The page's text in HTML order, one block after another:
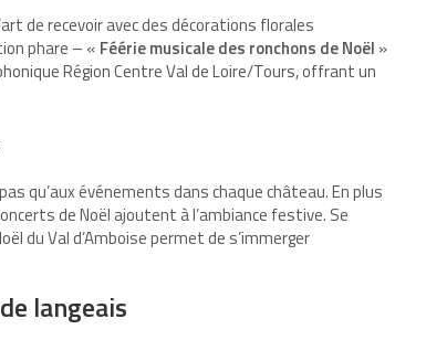
de recevoir avec des décorations florales
phare – « Féérie musicale des ronchons de Noël »
Région Centre Val de Loire/Tours, offrant un
qu’aux événements dans chaque château. En plus
de Noël ajoutent à l’ambiance festive. Se
du Val d’Amboise permet de s’immerger
langeais